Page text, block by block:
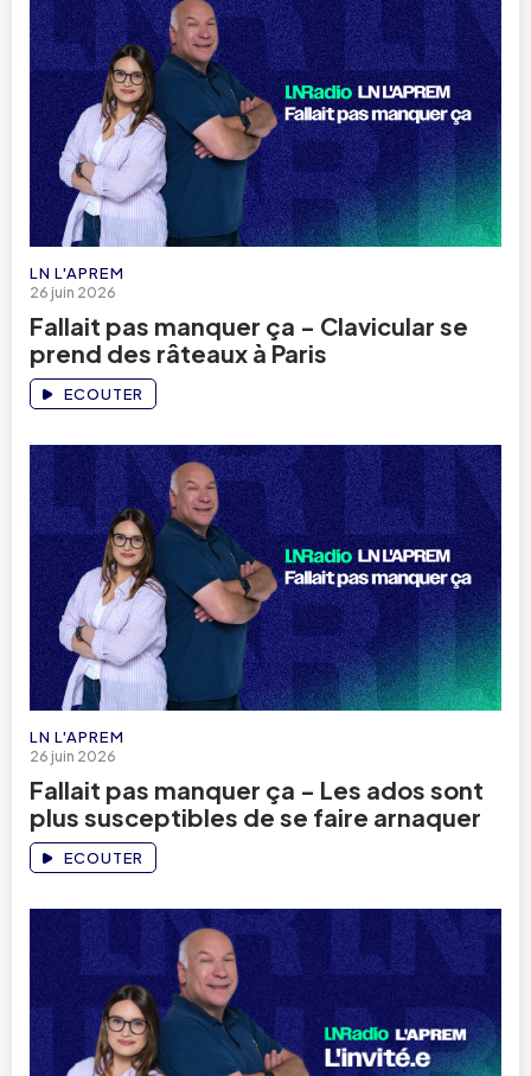
LN L'APREM
26 juin 2026
Fallait pas manquer ça - Clavicular se
prend des râteaux à Paris
ECOUTER
LN L'APREM
26 juin 2026
Fallait pas manquer ça - Les ados sont
plus susceptibles de se faire arnaquer
ECOUTER